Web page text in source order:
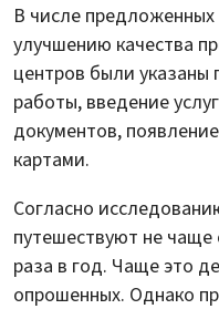
В числе
улучшению качества
центров были
работы, введение
документов,
картами.
Согласно
путешествуют не чаще
раза в год. Чаще это
опрошенных. Однако